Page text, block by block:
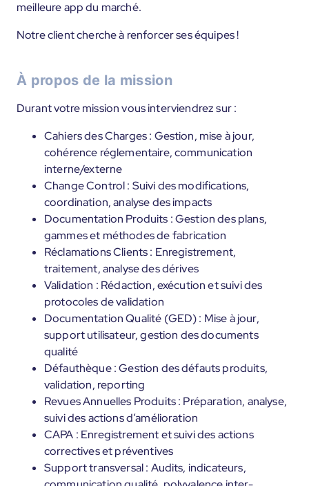
meilleure app du marché.
Notre client cherche à renforcer ses équipes !
À propos de la mission
Durant votre mission vous interviendrez sur :
Cahiers des Charges : Gestion, mise à jour,
cohérence réglementaire, communication
interne/externe
Change Control : Suivi des modifications,
coordination, analyse des impacts
Documentation Produits : Gestion des plans,
gammes et méthodes de fabrication
Réclamations Clients : Enregistrement,
traitement, analyse des dérives
Validation : Rédaction, exécution et suivi des
protocoles de validation
Documentation Qualité (GED) : Mise à jour,
support utilisateur, gestion des documents
qualité
Défauthèque : Gestion des défauts produits,
validation, reporting
Revues Annuelles Produits : Préparation, analyse,
suivi des actions d’amélioration
CAPA : Enregistrement et suivi des actions
correctives et préventives
Support transversal : Audits, indicateurs,